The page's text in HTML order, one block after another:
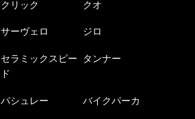
クリック クオ
サーヴェロ ジロ
セラミックスピー
ド
タンナー
パシュレー バイクパーカ